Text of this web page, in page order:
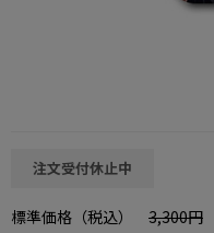
この商品をシェアする
注文受付休止中
標準価格（税込）
3,300円